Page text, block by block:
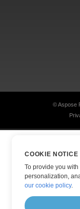
© Aspose
COOKIE NOTICE
To provide you
personalization,
our cookie policy.